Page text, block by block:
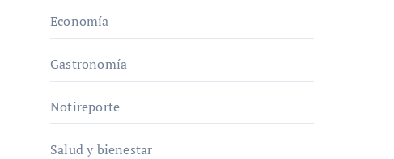
Economía
Gastronomía
Notireporte
Salud y bienestar